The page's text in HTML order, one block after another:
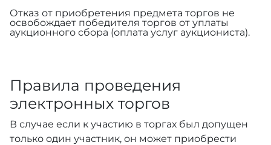
Отказ от приобретения предмета торгов не
освобождает победителя торгов от уплаты
аукционного сбора (оплата услуг аукциониста).
Правила проведения
электронных торгов
В случае если к участию в торгах был допущен
только один участник, он может приобрести